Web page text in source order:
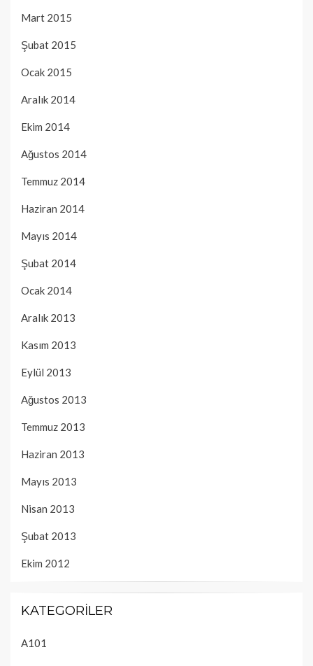
Mart 2015
Şubat 2015
Ocak 2015
Aralık 2014
Ekim 2014
Ağustos 2014
Temmuz 2014
Haziran 2014
Mayıs 2014
Şubat 2014
Ocak 2014
Aralık 2013
Kasım 2013
Eylül 2013
Ağustos 2013
Temmuz 2013
Haziran 2013
Mayıs 2013
Nisan 2013
Şubat 2013
Ekim 2012
KATEGORILER
A101